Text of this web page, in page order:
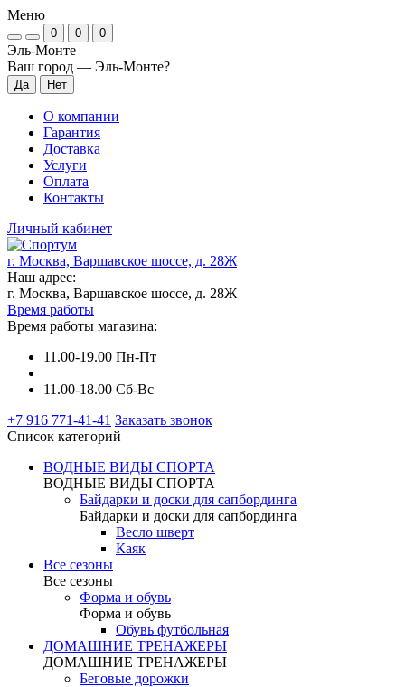
Меню
0 0 0
Эль-Монте
Ваш город — Эль-Монте?
О компании
Гарантия
Доставка
Услуги
Оплата
Контакты
Личный кабинет
г. Москва, Варшавское шоссе, д. 28Ж
Наш адрес:
г. Москва, Варшавское шоссе, д. 28Ж
Время работы
Время работы магазина:
11.00-19.00 Пн-Пт
11.00-18.00 Сб-Вс
+7 916 771-41-41 Заказать звонок
Список категорий
ВОДНЫЕ ВИДЫ СПОРТА
ВОДНЫЕ ВИДЫ СПОРТА
Байдарки и доски для сапбординга
Байдарки и доски для сапбординга
Весло шверт
Каяк
Все сезоны
Все сезоны
Форма и обувь
Форма и обувь
Обувь футбольная
ДОМАШНИЕ ТРЕНАЖЕРЫ
ДОМАШНИЕ ТРЕНАЖЕРЫ
Беговые дорожки